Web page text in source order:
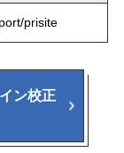
prisite
ン校正